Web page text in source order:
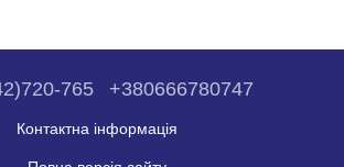
765 +380666780747
Контактна інформація